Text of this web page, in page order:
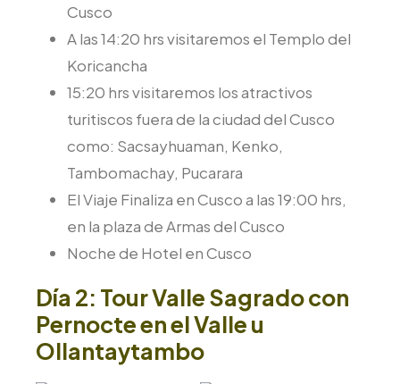
Cusco
A las 14:20 hrs visitaremos el Templo del
Koricancha
15:20 hrs visitaremos los atractivos
turitiscos fuera de la ciudad del Cusco
como: Sacsayhuaman, Kenko,
Tambomachay, Pucarara
El Viaje Finaliza en Cusco a las 19:00 hrs,
en la plaza de Armas del Cusco
Noche de Hotel en Cusco
Día 2: Tour Valle Sagrado con
Pernocte en el Valle u
Ollantaytambo